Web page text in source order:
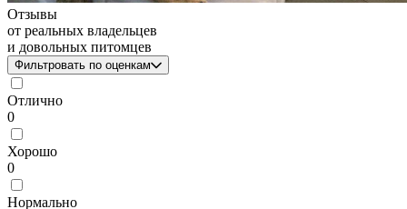
Отзывы
от реальных владельцев
и довольных питомцев
Фильтровать по оценкам
Отлично
0
Хорошо
0
Нормально